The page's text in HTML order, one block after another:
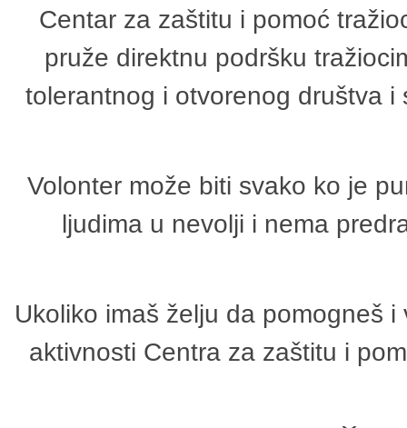
Centar za zaštitu i pomoć
pruže direktnu podršku
tolerantnog i otvorenog društva
Volonter može biti svako ko je
ljudima u nevolji i nema
Ukoliko imaš želju da pomogneš
aktivnosti Centra za zaštitu i